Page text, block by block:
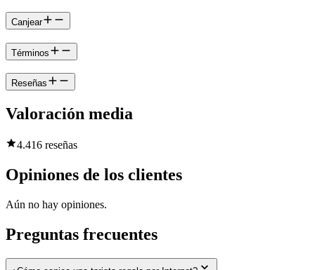
Canjear
Términos
Reseñas
Valoración media
4.416 reseñas
Opiniones de los clientes
Aún no hay opiniones.
Preguntas frecuentes